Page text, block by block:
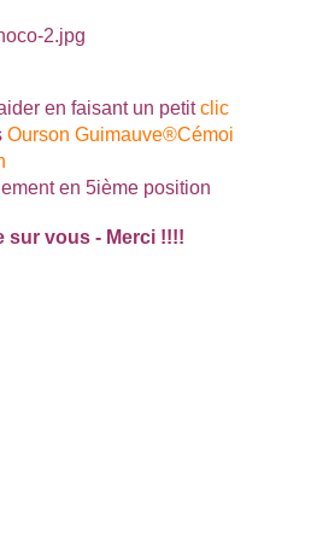
en faisant un petitclic
Ourson Guimauve®Cémoi
en 5ième position
sur vous - Merci !!!!